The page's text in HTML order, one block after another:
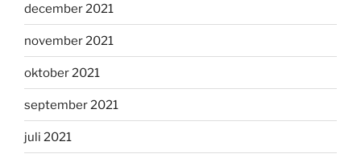
december 2021
november 2021
oktober 2021
september 2021
juli 2021